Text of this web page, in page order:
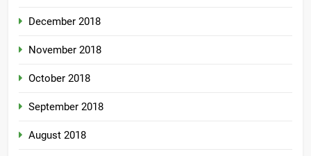
December 2018
November 2018
October 2018
September 2018
August 2018